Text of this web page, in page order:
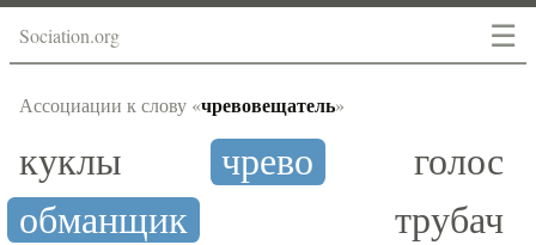
☰
Sociation.org
Ассоциации к слову «чревовещатель»
куклы чрево
голос
обманщик
трубач